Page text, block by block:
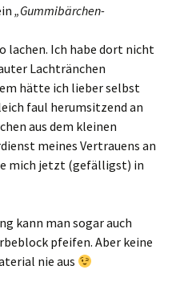
„Gummibärchen-
lachen. Ich habe dort nicht
Lachtränchen
hätte ich lieber selbst
faul herumsitzend an
aus dem kleinen
meines Vertrauens an
mich jetzt (gefälligst) in
kann man sogar auch
pfeifen. Aber keine
nie aus